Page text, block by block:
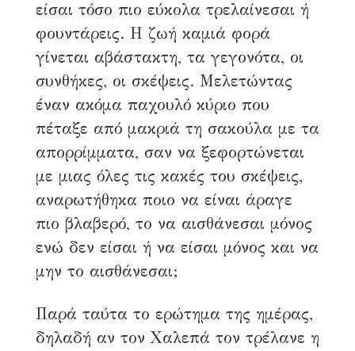
είσαι τόσο πιο εύκολα τρελαίνεσαι ή
φουντάρεις. Η ζωή καμιά φορά
γίνεται αβάστακτη, τα γεγονότα, οι
συνθήκες, οι σκέψεις. Μελετώντας
έναν ακόμα παχουλό κύριο που
πέταξε από μακριά τη σακούλα με τα
απορρίμματα, σαν να ξεφορτώνεται
με μιας όλες τις κακές του σκέψεις,
αναρωτήθηκα ποιο να είναι άραγε
πιο βλαβερό, το να αισθάνεσαι μόνος
ενώ δεν είσαι ή να είσαι μόνος και να
μην το αισθάνεσαι;
Παρά ταύτα το ερώτημα της ημέρας,
δηλαδή αν τον Χαλεπά τον τρέλανε η